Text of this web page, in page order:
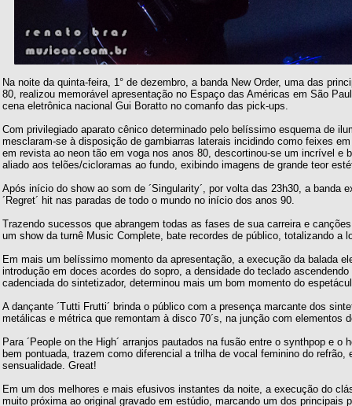
Na noite da quinta-feira, 1° de dezembro, a banda New Order, uma das
80, realizou memorável apresentação no Espaço das Américas em São
cena eletrônica nacional Gui Boratto no comanfo das pick-ups.
Com privilegiado aparato cênico determinado pelo belíssimo esquema de
mesclaram-se à disposição de gambiarras laterais incidindo como feixes
em revista ao neon tão em voga nos anos 80, descortinou-se um incrível e
aliado aos telões/cicloramas ao fundo, exibindo imagens de grande teor
Após início do show ao som de ´Singularity´, por volta das 23h30, a banda
´Regret´ hit nas paradas de todo o mundo no início dos anos 90.
Trazendo sucessos que abrangem todas as fases de sua carreira e
um show da turnê Music Complete, bate recordes de público, totalizando a
Em mais um belíssimo momento da apresentação, a execução da balada
introdução em doces acordes do sopro, a densidade do teclado
cadenciada do sintetizador, determinou mais um bom momento do
A dançante ´Tutti Frutti´ brinda o público com a presença marcante dos
metálicas e métrica que remontam à disco 70´s, na junção com elementos
Para ´People on the High´ arranjos pautados na fusão entre o synthpop e o
bem pontuada, trazem como diferencial a trilha de vocal feminino do refrão,
sensualidade. Great!
Em um dos melhores e mais efusivos instantes da noite, a execução do
muito próxima ao original gravado em estúdio, marcando um dos principais